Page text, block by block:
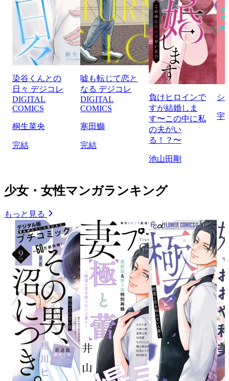
染谷くんとの
日々 デジコレ
DIGITAL
COMICS
桐生菜央
完結
嘘も転じて恋と
なる デジコレ
DIGITAL
COMICS
寒田鰤
完結
負けヒロインで
すが結婚しま
す〜この中に私
の夫がい
る！？〜
池山田剛
シ
宇
少女・女性マンガランキング
もっと見る